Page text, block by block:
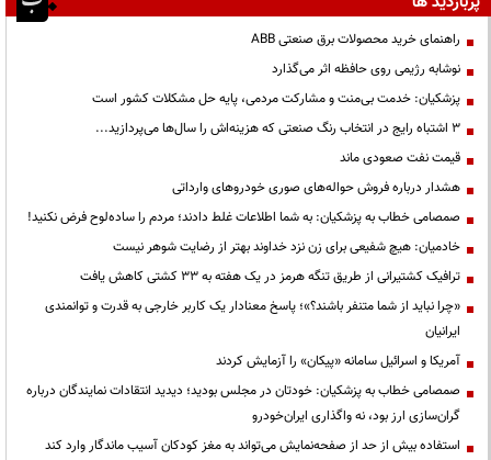
راهنمای خرید محصولات برق صنعتی ABB
نوشابه رژیمی روی حافظه اثر می‌گذارد
پزشکیان: خدمت بی‌منت و مشارکت مردمی، پایه حل مشکلات کشور است
3 اشتباه رایج در انتخاب رنگ صنعتی که هزینه‌اش را سال‌ها می‌پردازید...
قیمت نفت صعودی ماند
هشدار درباره فروش حواله‌های صوری خودروهای وارداتی
صمصامی خطاب به پزشکیان: به شما اطلاعات غلط دادند؛ مردم را ساده‌لوح فرض نکنید!
خادمیان: هیچ شفیعی برای زن نزد خداوند بهتر از رضایت شوهر نیست
ترافیک کشتیرانی از طریق تنگه هرمز در یک هفته به ۳۳ کشتی کاهش یافت
«چرا نباید از شما متنفر باشند؟»؛ پاسخ معنادار یک کاربر خارجی به قدرت و توانمندی
ایرانیان
آمریکا و اسرائیل سامانه «پیکان» را آزمایش کردند
صمصامی خطاب به پزشکیان: خودتان در مجلس بودید؛ دیدید انتقادات نمایندگان درباره
گران‌سازی ارز بود، نه واگذاری ایران‌خودرو
استفاده بیش از حد از صفحه‌نمایش می‌تواند به مغز کودکان آسیب ماندگار وارد کند